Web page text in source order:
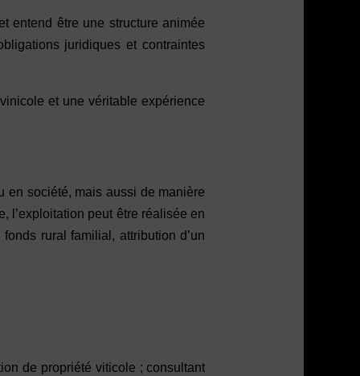
entend être une structure animée
juridiques et contraintes
et une véritable expérience
en société, mais aussi de manière
l’exploitation peut être réalisée en
rural familial, attribution d’un
de propriété viticole ; consultant